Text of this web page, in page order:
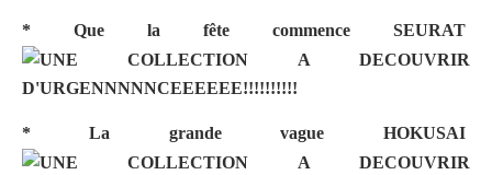
* Que la fête commence SEURAT
* La grande vague HOKUSAI